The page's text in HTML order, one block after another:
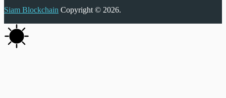
Siam Blockchain Copyright © 2026.